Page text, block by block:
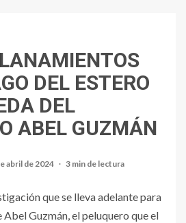
DEL ESTERO
DEL
ABEL GUZMÁN
abril de 2024 3 min de lectura
que se lleva adelante para
Guzmán, el peluquero que el